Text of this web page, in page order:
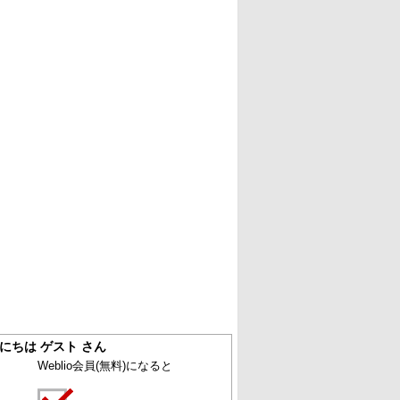
ちは ゲスト さん
Weblio会員(無料)になると